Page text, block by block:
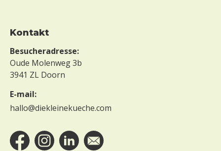
Kontakt
Besucheradresse:
Oude Molenweg 3b
3941 ZL Doorn
E-mail:
hallo@diekleinekueche.com